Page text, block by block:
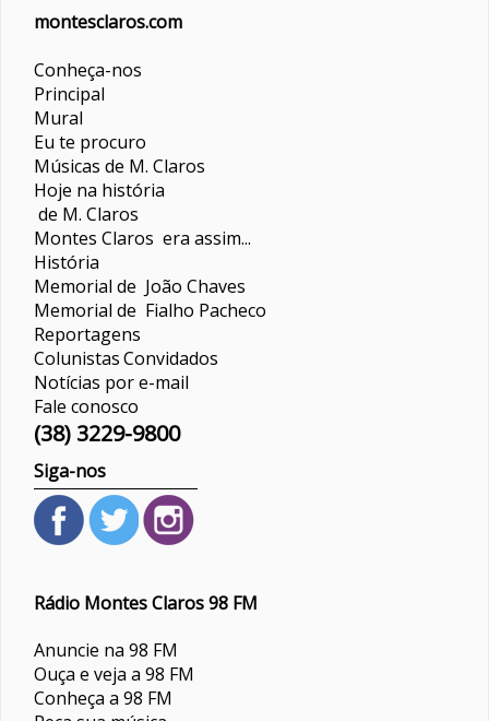
montesclaros.com
Conheça-nos
Principal
Mural
Eu te procuro
Músicas de M. Claros
Hoje na história
de M. Claros
Montes Claros era assim...
História
Memorial de João Chaves
Memorial de Fialho Pacheco
Reportagens
ColunistasConvidados
Notícias por e-mail
Fale conosco
(38) 3229-9800
Siga-nos
Rádio Montes Claros 98 FM
Anuncie na 98 FM
Ouça e veja a 98 FM
Conheça a 98 FM